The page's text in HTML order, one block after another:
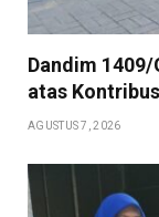
Dandim
atas
AGUSTUS 7, 2026